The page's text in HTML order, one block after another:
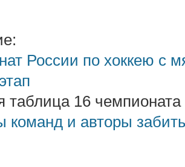
России по хоккею с
таблица 16 чемпионата
команд и авторы